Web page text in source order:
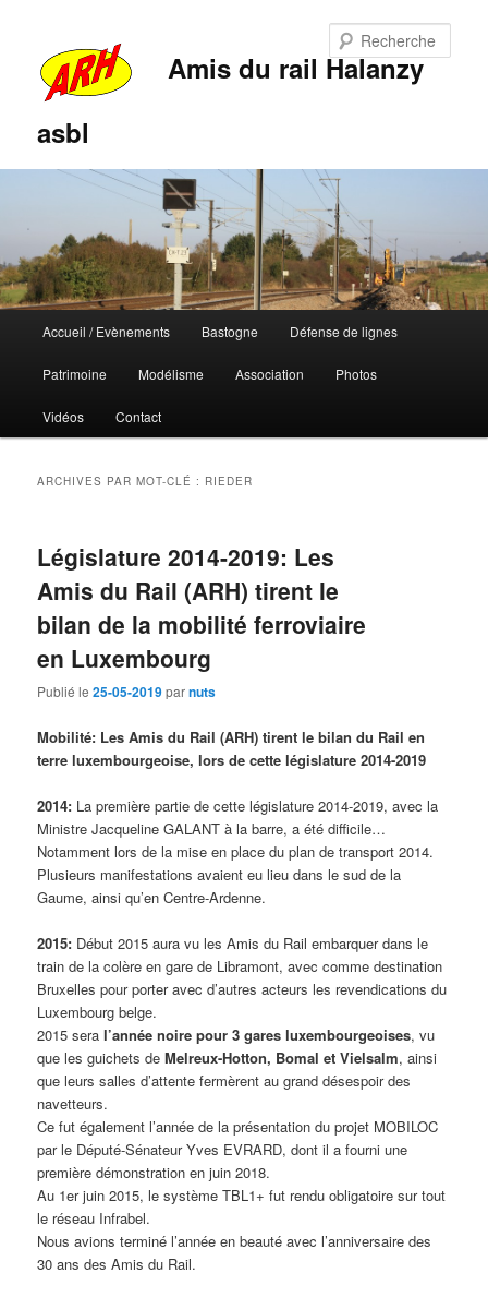
Amis du rail Halanzy
asbl
principal
Aller
au
contenu
principal
Aller
au
contenu
secondaire
Accueil / Evènements Bastogne Défense de lignes
Patrimoine Modélisme Association Photos
Vidéos Contact
ARCHIVES PAR MOT-CLÉ : RIEDER
Législature 2014-2019: Les
Amis du Rail (ARH) tirent le
bilan de la mobilité ferroviaire
en Luxembourg
Publié le25-05-2019parnuts
Mobilité: Les Amis du Rail (ARH) tirent le bilan du Rail en
terre luxembourgeoise, lors de cette législature 2014-2019
2014: La première partie de cette législature 2014-2019, avec la
Ministre Jacqueline GALANT à la barre, a été difficile…
Notamment lors de la mise en place du plan de transport 2014.
Plusieurs manifestations avaient eu lieu dans le sud de la
Gaume, ainsi qu’en Centre-Ardenne.
2015: Début 2015 aura vu les Amis du Rail embarquer dans le
train de la colère en gare de Libramont, avec comme destination
Bruxelles pour porter avec d’autres acteurs les revendications du
Luxembourg belge.
2015 sera l’année noire pour 3 gares luxembourgeoises, vu
que les guichets deMelreux-Hotton, Bomal et Vielsalm, ainsi
que leurs salles d’attente fermèrent au grand désespoir des
navetteurs.
Ce fut également l’année de la présentation du projet MOBILOC
par le Député-Sénateur Yves EVRARD, dont il a fourni une
première démonstration en juin 2018.
Au 1er juin 2015, le système TBL1+ fut rendu obligatoire sur tout
le réseau Infrabel.
Nous avions terminé l’année en beauté avec l’anniversaire des
30 ans des Amis du Rail.